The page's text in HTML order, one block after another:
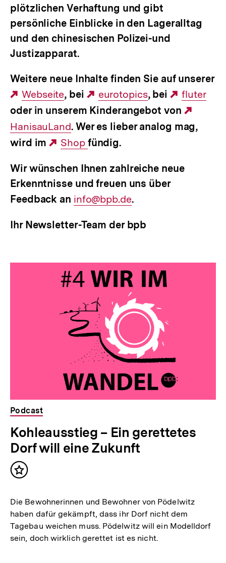
plötzlichen Verhaftung und gibt
persönliche Einblicke in den Lageralltag
und den chinesischen Polizei-und
Justizapparat.
Weitere neue Inhalte finden Sie auf unserer
Externer
Link:
Webseite, bei
Externer
Link:
eurotopics, bei
Externer
Link:
fluter
oder in unserem Kinderangebot von
Link:
HanisauLand. Wer es lieber analog mag,
wird im
Externer
Shop fündig.
Wir wünschen Ihnen zahlreiche neue
Erkenntnisse und freuen uns über
Feedback an E-
Link:
info@bpb.de.
Ihr Newsletter-Team der bpb
Podcast
Kohleausstieg – Ein gerettetes
Dorf will eine Zukunft
Inhalt
Die Bewohnerinnen und Bewohner von Pödelwitz
haben dafür gekämpft, dass ihr Dorf nicht dem
Tagebau weichen muss. Pödelwitz will ein Modelldorf
sein, doch wirklich gerettet ist es nicht.